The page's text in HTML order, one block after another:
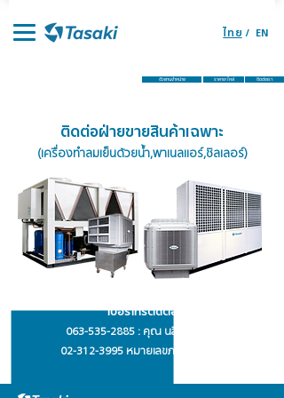
ไทย / EN
ราคาอะไหล่
ตัวแทนจำหน่าย ติดต่อเรา
ติดต่อฝ่ายขายสินค้าเฉพาะ
(เครื่องทำลมเย็นด้วยน้ำ,พาเนลแอร์,ชิลเลอร์)
02-312-3995หมายเลขภายใน #375
เบอร์โทรติดต่อ
063-535-2885: คุณ นลินี หงษ์จร